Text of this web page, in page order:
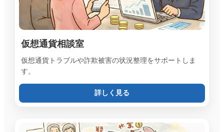
仮想通貨相談室
仮想通貨トラブルや詐欺被害の状況整理をサポートしま
す。
詳しく見る